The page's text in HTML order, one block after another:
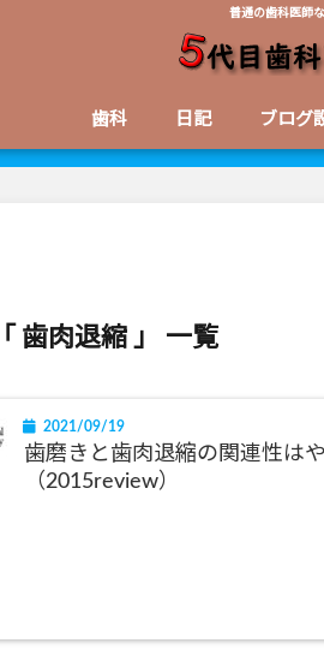
普通の歯科医師
歯科 日記 ブログ
「 歯肉退縮 」 一覧
2021/09/19
歯磨きと歯肉退縮の関連性は
（2015review）